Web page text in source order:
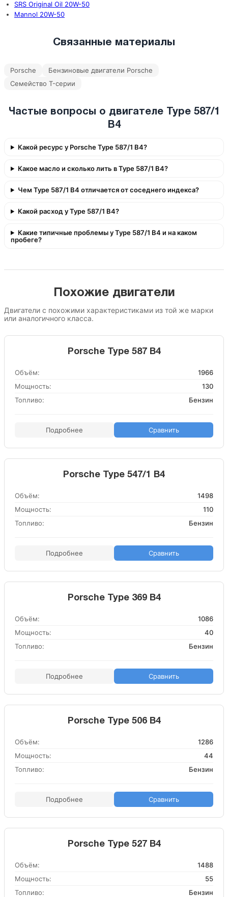
SRS Original Oil 20W-50
Mannol 20W-50
Связанные материалы
Porsche
Бензиновые двигатели Porsche
Семейство T-серии
Частые вопросы о двигателе Type 587/1
B4
Какой ресурс у Porsche Type 587/1 B4?
Какое масло и сколько лить в Type 587/1 B4?
Чем Type 587/1 B4 отличается от соседнего индекса?
Какой расход у Type 587/1 B4?
Какие типичные проблемы у Type 587/1 B4 и на каком
пробеге?
Похожие двигатели
Двигатели с похожими характеристиками из той же марки
или аналогичного класса.
Porsche Type 587 B4
Объём:
1966
Мощность:
130
Топливо:
Бензин
Подробнее Сравнить
Porsche Type 547/1 B4
Объём:
1498
Мощность:
110
Топливо:
Бензин
Подробнее Сравнить
Porsche Type 369 B4
Объём:
1086
Мощность:
40
Топливо:
Бензин
Подробнее Сравнить
Porsche Type 506 B4
Объём:
1286
Мощность:
44
Топливо:
Бензин
Подробнее Сравнить
Porsche Type 527 B4
Объём:
1488
Мощность:
55
Топливо:
Бензин